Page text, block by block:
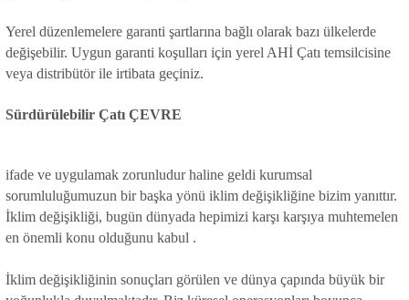
Yerel düzenlemelere garanti şartlarına bağlı olarak bazı ülkelerde
değişebilir. Uygun garanti koşulları için yerel AHİ Çatı temsilcisine
veya distribütör ile irtibata geçiniz.
Sürdürülebilir Çatı ÇEVRE
ifade ve uygulamak zorunludur haline geldi kurumsal
sorumluluğumuzun bir başka yönü iklim değişikliğine bizim yanıttır.
İklim değişikliği, bugün dünyada hepimizi karşı karşıya muhtemelen
en önemli konu olduğunu kabul .
İklim değişikliğinin sonuçları görülen ve dünya çapında büyük bir